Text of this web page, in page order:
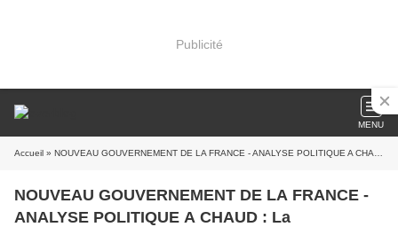
Publicité
MENU
Accueil » NOUVEAU GOUVERNEMENT DE LA FRANCE - ANALYSE POLITIQUE A CHAUD : La communauté africaine de France oubliée !!!
NOUVEAU GOUVERNEMENT DE LA FRANCE -
ANALYSE POLITIQUE A CHAUD : La